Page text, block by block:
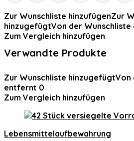
Zur Wunschliste hinzufügenZur
hinzugefügtVon der
Zum Vergleich hinzufügen
Verwandte Produkte
Zur Wunschliste hinzugefügtVon
entfernt 0
Zum Vergleich hinzufügen
Lebensmittelaufbewahrung